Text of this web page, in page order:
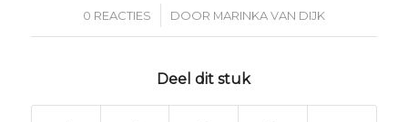
0 REACTIES
/ DOOR MARINKA VAN DIJK
Deel dit stuk